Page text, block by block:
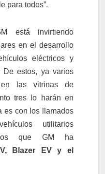
para todos”.
está invirtiendo
en el desarrollo
eléctricos y
De estos, ya varios
las vitrinas de
tres lo harán en
es con los llamados
utilitarios
que GM ha
Blazer EV y el